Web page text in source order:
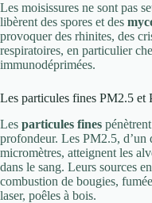
Les moisissures ne sont pas
libèrent des spores et des
provoquer des rhinites, des
respiratoires, en particulier
immunodéprimées.
Les particules fines PM2.5 et
Les particules fines
profondeur. Les PM2.5, d’un
micromètres, atteignent les
dans le sang. Leurs sources
combustion de bougies,
laser, poêles à bois.